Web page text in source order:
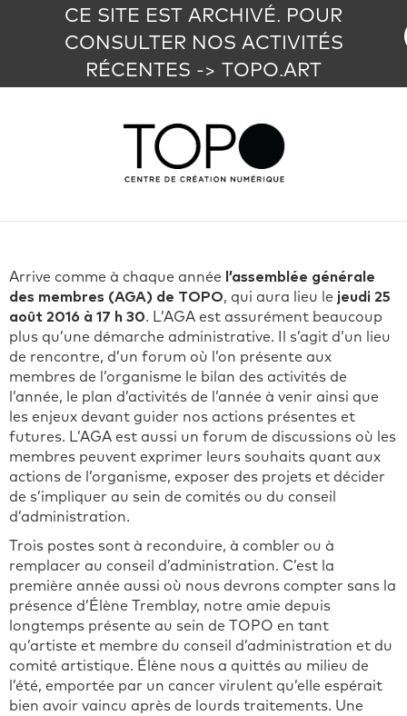
CE SITE EST ARCHIVÉ. POUR
CONSULTER NOS ACTIVITÉS
RÉCENTES -> TOPO.ART
Arrive comme à chaque année l’assemblée générale
des membres (AGA) de TOPO, qui aura lieu le jeudi 25
août 2016 à 17 h 30. L’AGA est assurément beaucoup
plus qu’une démarche administrative. Il s’agit d’un lieu
de rencontre, d’un forum où l’on présente aux
membres de l’organisme le bilan des activités de
l’année, le plan d’activités de l’année à venir ainsi que
les enjeux devant guider nos actions présentes et
futures. L’AGA est aussi un forum de discussions où les
membres peuvent exprimer leurs souhaits quant aux
actions de l’organisme, exposer des projets et décider
de s’impliquer au sein de comités ou du conseil
d’administration.
Trois postes sont à reconduire, à combler ou à
remplacer au conseil d’administration. C’est la
première année aussi où nous devrons compter sans la
présence d’Élène Tremblay, notre amie depuis
longtemps présente au sein de TOPO en tant
qu’artiste et membre du conseil d’administration et du
comité artistique. Élène nous a quittés au milieu de
l’été, emportée par un cancer virulent qu’elle espérait
bien avoir vaincu après de lourds traitements. Une